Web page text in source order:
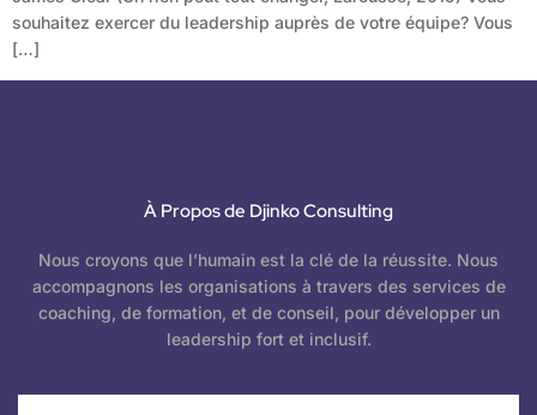
souhaitez exercer du leadership auprès de votre équipe? Vous
[…]
À Propos de Djinko Consulting
Nous croyons que l’humain est la clé de la réussite. Nous
accompagnons les organisations à travers des services de
coaching, de formation, et de conseil, pour développer un
leadership fort et inclusif.